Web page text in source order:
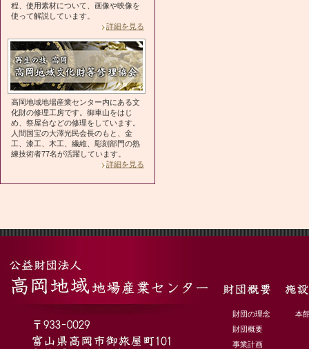
程、使用素材について、画像や映像を
使って解説しています。
詳細を見る
高岡地域地場産業センター内にある文
化財の修理工房です。御車山をはじ
め、祭屋台などの修理をしています。
人間国宝の大澤光民会長のもと、金
工、漆工、木工、繊維、彫刻部門の熟
練技術者77名が活躍しています。
詳細を見る
財団の理念
財団概要
事業計画
本